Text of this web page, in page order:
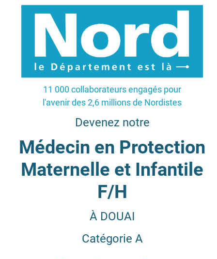
11 000 collaborateurs engagés pour
l'avenir des 2,6 millions de Nordistes
Devenez notre
Médecin en Protection
Maternelle et Infantile
F/H
À DOUAI
Catégorie A